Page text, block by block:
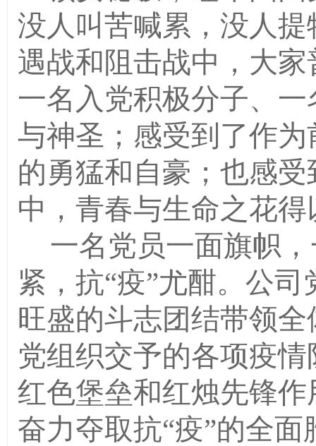
没人叫苦喊累，没人
遇战和阻击战中，大
一名入党积极分子、
与神圣；感受到了作
的勇猛和自豪；也感
中，青春与生命之花
一名党员一面旗帜
紧，抗“疫”尤酣。公
旺盛的斗志团结带领
党组织交予的各项疫
红色堡垒和红烛先锋作
奋力夺取抗“疫”的全面